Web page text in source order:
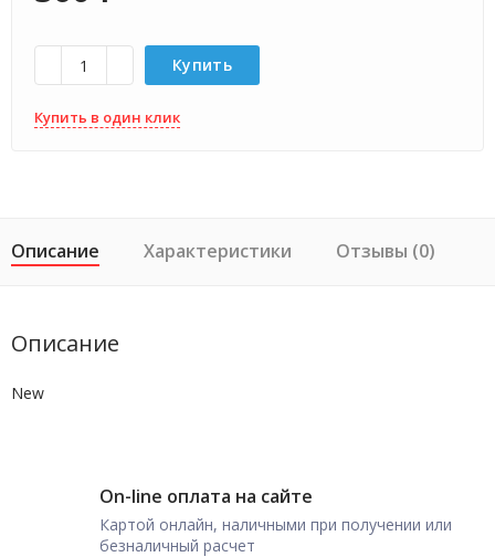
Купить
Купить в один клик
Описание Характеристики Отзывы (0)
Описание
New
On-line оплата на сайте
Картой онлайн, наличными при получении или
безналичный расчет